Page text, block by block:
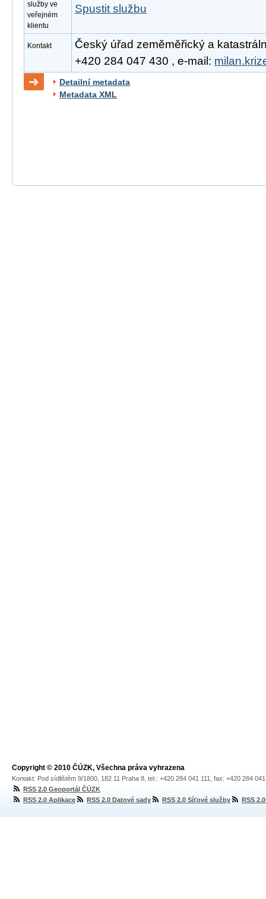
služby ve
veřejném
klientu
Spustit službu
Kontakt
Český úřad zeměměřický a
+420 284 047 430 , e-mail:
Detailní metadata
Metadata XML
Copyright © 2010 ČÚZK, Všechna práva vyhrazena
Kontakt: Pod sídlištěm 9/1800, 182 11 Praha 8, tel.: +420 284 041 111, fax: +420 284
RSS 2.0 Geoportál ČÚZK
RSS 2.0 Aplikace
RSS 2.0 Datové sady RSS 2.0 Síťové služby RSS